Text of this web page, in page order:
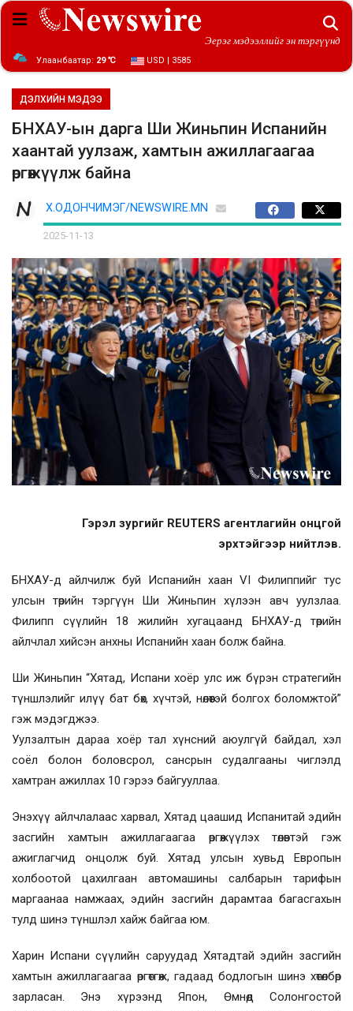
Эерэг мэдээллийг эн тэргүүнд
Улаанбаатар: 29 ℃ USD | 3585
ДЭЛХИЙН МЭДЭЭ
БНХАУ-ын дарга Ши Жиньпин Испанийн
хаантай уулзаж, хамтын ажиллагаагаа
өргөжүүлж байна
Х.ОДОНЧИМЭГ/NEWSWIRE.MN
2025-11-13
Гэрэл зургийг REUTERS агентлагийн онцгой
эрхтэйгээр нийтлэв.
БНХАУ-д айлчилж буй Испанийн хаан VI Филиппийг тус
улсын төрийн тэргүүн Ши Жиньпин хүлээн авч уулзлаа.
Филипп сүүлийн 18 жилийн хугацаанд БНХАУ-д төрийн
айлчлал хийсэн анхны Испанийн хаан болж байна.
Ши Жиньпин “Хятад, Испани хоёр улс иж бүрэн стратегийн
түншлэлийг илүү бат бөх, хүчтэй, нөлөөтэй болгох боломжтой”
гэж мэдэгджээ.
Уулзалтын дараа хоёр тал хүнсний аюулгүй байдал, хэл
соёл болон боловсрол, сансрын судалгааны чиглэлд
хамтран ажиллах 10 гэрээ байгууллаа.
Энэхүү айлчлалаас харвал, Хятад цаашид Испанитай эдийн
засгийн хамтын ажиллагаагаа өргөжүүлэх төлөвтэй гэж
ажиглагчид онцолж буй. Хятад улсын хувьд Европын
холбоотой цахилгаан автомашины салбарын тарифын
маргаанаа намжаах, эдийн засгийн дарамтаа багасгахын
тулд шинэ түншлэл хайж байгаа юм.
Харин Испани сүүлийн саруудад Хятадтай эдийн засгийн
хамтын ажиллагаагаа өргөтгөж, гадаад бодлогын шинэ хөтөлбөр
зарласан. Энэ хүрээнд Япон, Өмнөд Солонгостой